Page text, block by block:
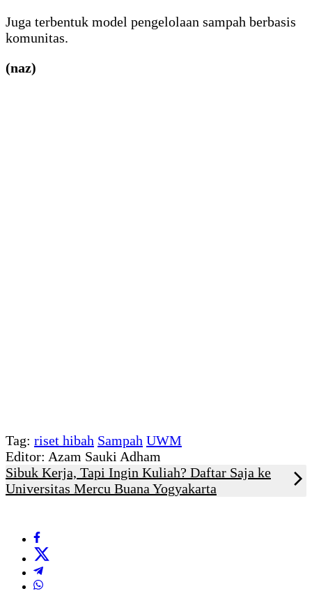
Juga terbentuk model pengelolaan sampah berbasis
komunitas.
(naz)
Tag: riset hibah Sampah UWM
Editor: Azam Sauki Adham
Sibuk Kerja, Tapi Ingin Kuliah? Daftar Saja ke
Universitas Mercu Buana Yogyakarta